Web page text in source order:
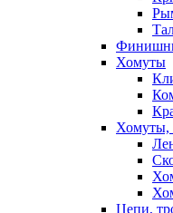
Хомуты
Хомуты,
Цепи,